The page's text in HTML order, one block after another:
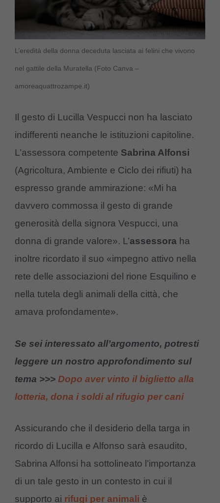
L’eredità della donna deceduta lasciata ai felini che vivono
nel gattile della Muratella (Foto Canva –
amoreaquattrozampe.it)
Il gesto di Lucilla Vespucci non ha lasciato
indifferenti neanche le istituzioni capitoline.
L’assessora competente Sabrina Alfonsi
(Agricoltura, Ambiente e Ciclo dei rifiuti) ha
espresso grande ammirazione: «Mi ha
davvero commossa il gesto di grande
generosità della signora Vespucci, una
donna di grande valore». L’assessora ha
inoltre ricordato il suo «impegno attivo nella
rete delle associazioni del rione Esquilino e
nella tutela degli animali della città, che
amava profondamente».
Se sei interessato all’argomento, potresti
leggere un nostro approfondimento sul
tema >>> Dopo aver vinto il biglietto alla
lotteria, dona i soldi al rifugio per cani
Assicurando che il desiderio della targa in
ricordo di Lucilla e Alfonso sarà esaudito,
Sabrina Alfonsi ha sottolineato l’importanza
di un tale gesto in un contesto in cui il
supporto ai rifugi per animali è